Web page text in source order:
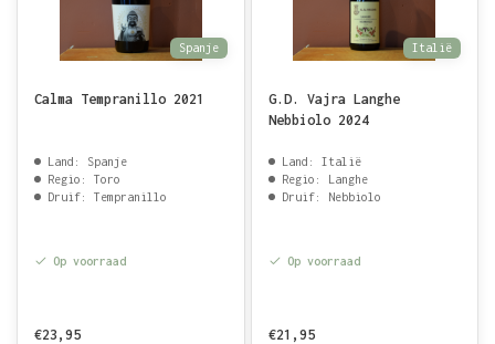
Spanje
Calma Tempranillo 2021
Land: Spanje
Regio: Toro
Druif: Tempranillo
Op voorraad
€23,95
Italië
G.D. Vajra Langhe
Nebbiolo 2024
Land: Italië
Regio: Langhe
Druif: Nebbiolo
Op voorraad
€21,95